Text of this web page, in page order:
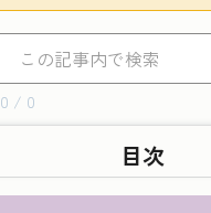
0 / 0
目次